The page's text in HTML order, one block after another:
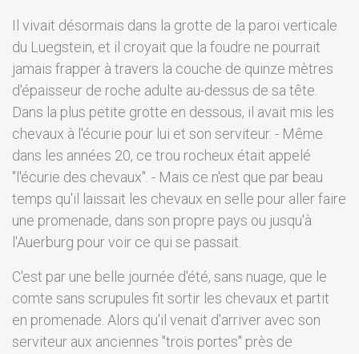
Il vivait désormais dans la grotte de la paroi verticale
du Luegstein, et il croyait que la foudre ne pourrait
jamais frapper à travers la couche de quinze mètres
d'épaisseur de roche adulte au-dessus de sa tête.
Dans la plus petite grotte en dessous, il avait mis les
chevaux à l'écurie pour lui et son serviteur. - Même
dans les années 20, ce trou rocheux était appelé
"l'écurie des chevaux". - Mais ce n'est que par beau
temps qu'il laissait les chevaux en selle pour aller faire
une promenade, dans son propre pays ou jusqu'à
l'Auerburg pour voir ce qui se passait.
C'est par une belle journée d'été, sans nuage, que le
comte sans scrupules fit sortir les chevaux et partit
en promenade. Alors qu'il venait d'arriver avec son
serviteur aux anciennes "trois portes" près de